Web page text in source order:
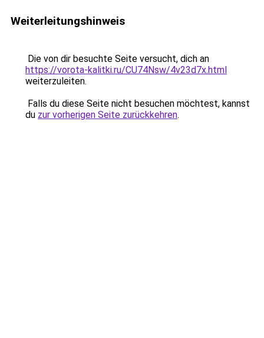
Weiterleitungshinweis
Die von dir besuchte Seite versucht, dich an
https://vorota-kalitki.ru/CU74Nsw/4v23d7x.html
weiterzuleiten.
Falls du diese Seite nicht besuchen möchtest, kannst
du zur vorherigen Seite zurückkehren.